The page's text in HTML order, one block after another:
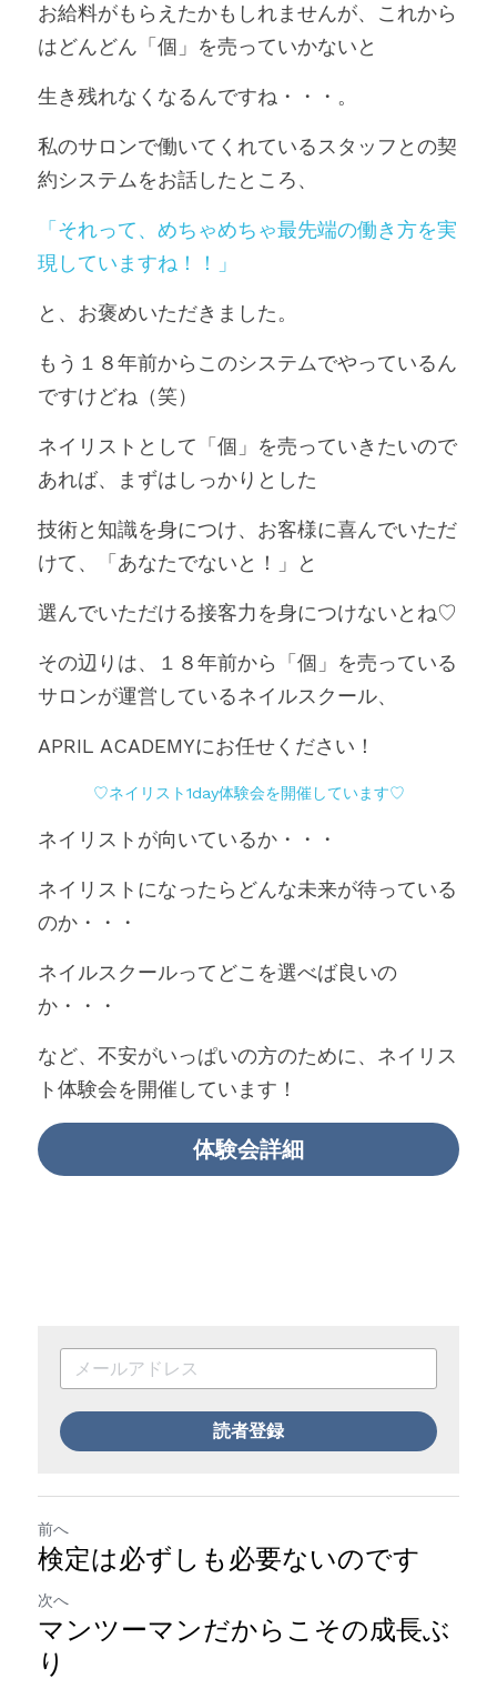
お給料がもらえたかもしれませんが、これから
はどんどん「個」を売っていかないと
生き残れなくなるんですね・・・。
私のサロンで働いてくれているスタッフとの契
約システムをお話したところ、
「それって、めちゃめちゃ最先端の働き方を実
現していますね！！」
と、お褒めいただきました。
もう１８年前からこのシステムでやっているん
ですけどね（笑）
ネイリストとして「個」を売っていきたいので
あれば、まずはしっかりとした
技術と知識を身につけ、お客様に喜んでいただ
けて、「あなたでないと！」と
その辺りは、１８年前から「個」を売っている
サロンが運営しているネイルスクール、
APRIL ACADEMYにお任せください！
♡ネイリスト1day体験会を開催しています♡
ネイリストが向いているか・・・
ネイリストになったらどんな未来が待っている
のか・・・
ネイルスクールってどこを選べば良いの
か・・・
など、不安がいっぱいの方のために、ネイリス
ト体験会を開催しています！
体験会詳細
読者登録
前へ
検定は必ずしも必要ないのです
次へ
マンツーマンだからこその成長ぶ
り